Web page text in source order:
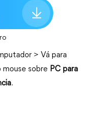
> Vá para
mouse sobre PC para
.